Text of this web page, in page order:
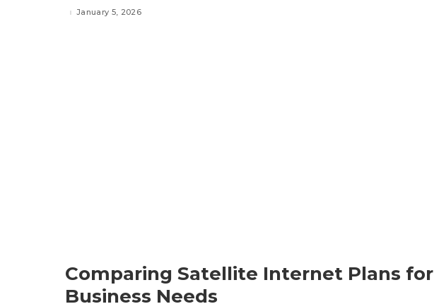
January 5, 2026
Comparing Satellite Internet Plans for
Business Needs